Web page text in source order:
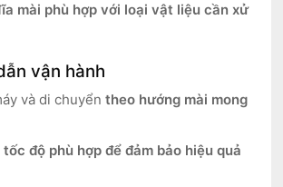
mài phù hợp với loại vật liệu cần xử
vận hành
và di chuyểntheo hướng mài mong
tốc độ phù hợp để đảm bảo hiệu quả